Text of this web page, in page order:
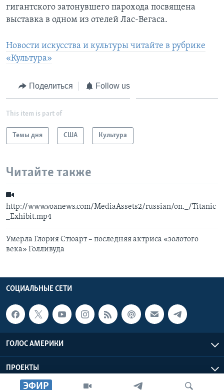
ЭФИР
гигантского затонувшего парохода посвящена
выставка в одном из отелей Лас-Вегаса.
Новости искусства и культуры читайте в рубрике
«Культура»
Поделиться Follow us
This item is part of
Темы дня США Культура
Читайте также
http://www.voanews.com/MediaAssets2/russian/on._/Titanic
_Exhibit.mp4
Умерла Глория Стюарт – последняя актриса «золотого
века» Голливуда
СОЦИАЛЬНЫЕ СЕТИ
ГОЛОС АМЕРИКИ
ПРОЕКТЫ